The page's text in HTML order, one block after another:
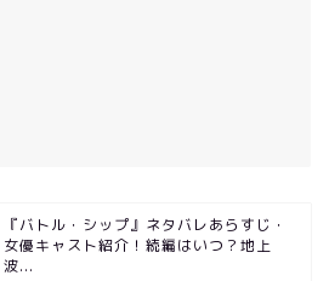
『バトル・シップ』ネタバレあらすじ・
女優キャスト紹介！続編はいつ？地上
波...